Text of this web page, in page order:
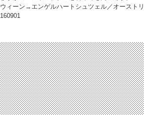
ウィーン→エンゲルハートシュツェル／オースト
160901